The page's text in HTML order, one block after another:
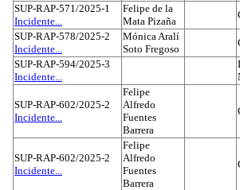
SUP-RAP-571/2025-1
Incidente...
Felipe de la
Mata Pizaña
SUP-RAP-578/2025-2
Incidente...
Mónica Aralí
Soto Fregoso
SUP-RAP-594/2025-3
Incidente...
SUP-RAP-602/2025-2
Incidente...
Felipe
Alfredo
Fuentes
Barrera
SUP-RAP-602/2025-2
Incidente...
Felipe
Alfredo
Fuentes
Barrera